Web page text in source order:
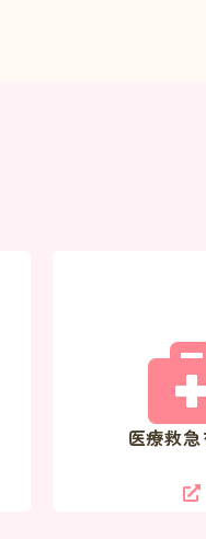
医療救